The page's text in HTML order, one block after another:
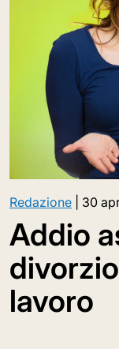
Redazione 30
Addio
lavoro